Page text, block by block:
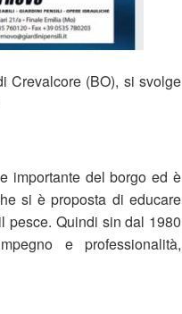
Crevalcore (BO), si svolge
importante del borgo ed è
si è proposta di educare
pesce. Quindi sin dal 1980
e professionalità,